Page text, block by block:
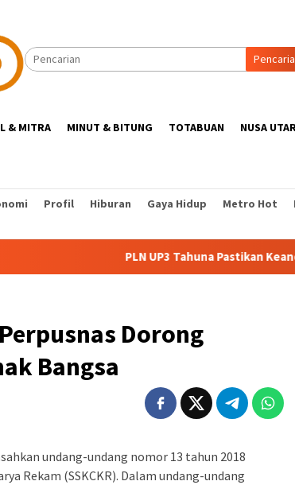
& MITRA MINUT & BITUNG TOTABUAN NUSA
Profil Hiburan Gaya Hidup Metro Hot
PLN UP3 Tahuna Pastikan Keandalan
Dorong
Bangsa
undang-undang nomor 13 tahun 2018
Rekam (SSKCKR). Dalam undang-undang